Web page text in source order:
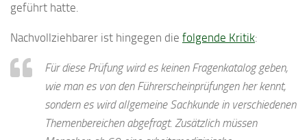
geführt hatte.
Nachvollziehbarer ist hingegen die folgende Kritik:
Für diese Prüfung wird es keinen Fragenkatalog geben,
wie man es von den Führerscheinprüfungen her kennt,
sondern es wird allgemeine Sachkunde in verschiedenen
Themenbereichen abgefragt. Zusätzlich müssen